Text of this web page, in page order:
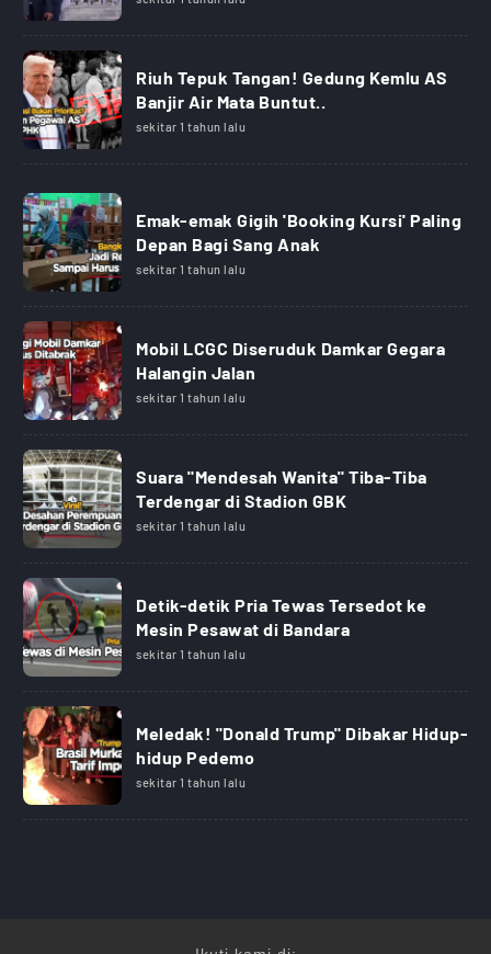
Riuh Tepuk Tangan! Gedung Kemlu AS
Banjir Air Mata Buntut..
sekitar 1 tahun lalu
Emak-emak Gigih 'Booking Kursi' Paling
Depan Bagi Sang Anak
sekitar 1 tahun lalu
Mobil LCGC Diseruduk Damkar Gegara
Halangin Jalan
sekitar 1 tahun lalu
Suara "Mendesah Wanita" Tiba-Tiba
Terdengar di Stadion GBK
sekitar 1 tahun lalu
Detik-detik Pria Tewas Tersedot ke
Mesin Pesawat di Bandara
sekitar 1 tahun lalu
Meledak! "Donald Trump" Dibakar Hidup-
hidup Pedemo
sekitar 1 tahun lalu